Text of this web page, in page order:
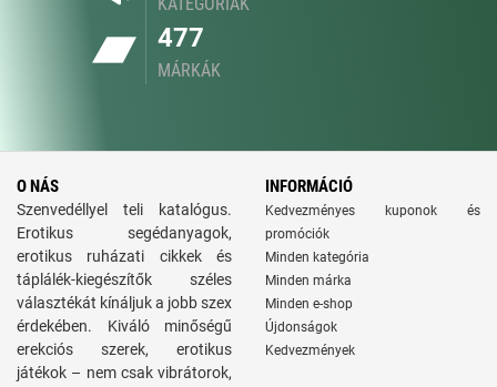
477
MÁRKÁK
O NÁS
Szenvedéllyel teli katalógus.
Erotikus segédanyagok,
erotikus ruházati cikkek és
táplálék-kiegészítők széles
választékát kínáljuk a jobb szex
érdekében. Kiváló minőségű
erekciós szerek, erotikus
játékok – nem csak vibrátorok,
INFORMÁCIÓ
Kedvezményes kuponok és
promóciók
Minden kategória
Minden márka
Minden e-shop
Újdonságok
Kedvezmények